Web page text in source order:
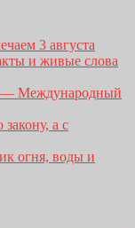
3 августа
и живые слова
— Международный
а с
огня, воды и